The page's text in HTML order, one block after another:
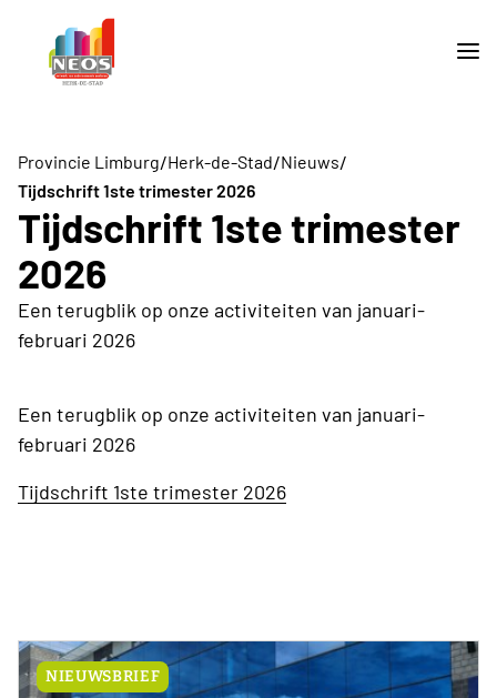
Provincie Limburg/Herk-de-Stad/Nieuws/
Tijdschrift 1ste trimester 2026
Tijdschrift 1ste trimester
2026
Een terugblik op onze activiteiten van januari-
februari 2026
Een terugblik op onze activiteiten van januari-
februari 2026
Tijdschrift 1ste trimester 2026
NIEUWSBRIEF